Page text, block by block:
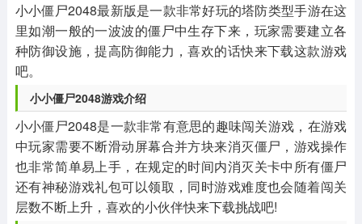
小小僵尸2048最新版是一款非常好玩的塔防类型手游在这
里如潮一般的一波波的僵尸中生存下来，玩家需要建立各
种防御设施，提高防御能力，喜欢的话快来下载这款游戏
吧。
小小僵尸2048游戏介绍
小小僵尸2048是一款非常有意思的趣味闯关游戏，在游戏
中玩家需要不断滑动屏幕合并方块来消灭僵尸，游戏操作
也非常简单易上手，在规定的时间内消灭关卡中所有僵尸
还有神秘游戏礼包可以领取，同时游戏难度也会随着闯关
层数不断上升，喜欢的小伙伴快来下载挑战吧!